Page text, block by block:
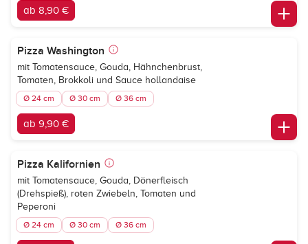
ab 8,90 €
Pizza Washington
mit Tomatensauce, Gouda, Hähnchenbrust,
Tomaten, Brokkoli und Sauce hollandaise
Ø 24 cm Ø 30 cm Ø 36 cm
ab 9,90 €
Pizza Kalifornien
mit Tomatensauce, Gouda, Dönerfleisch
(Drehspieß), roten Zwiebeln, Tomaten und
Peperoni
Ø 24 cm Ø 30 cm Ø 36 cm